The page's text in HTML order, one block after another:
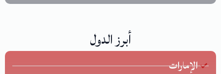
أبرز الدول
الإمارات